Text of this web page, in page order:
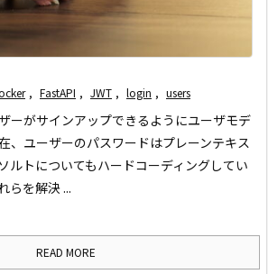
, FastAPI , JWT , login , users
ーがサインアップできるようにユーザモデ
、ユーザーのパスワードはプレーンテキス
ルトについてもハードコーディングしてい
らを解決 ...
READ MORE